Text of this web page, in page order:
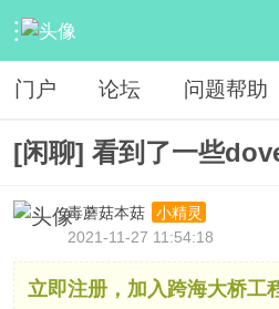
› 综合中心 › 戏水沙滩 › 内容
门户 论坛 问题帮助
[闲聊] 看到了一些
毒蘑菇本菇
小精灵
2021-11-27 11:54:18
立即注册，加入跨海大桥工